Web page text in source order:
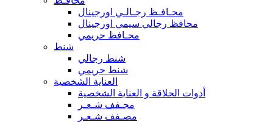
محـافـظ رجـالـي اورجينال
محافظ رجالي سيمي اورجينال
محـافظ حريمي
شنط
شنط رجالي
شنط حريمي
العناية الشخصية
أدوات الحلاقة و العناية الشخصية
مجـفف شـعـر
مصـفف شـعـر